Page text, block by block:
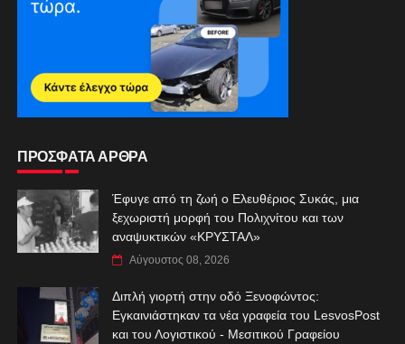
ΠΡΟΣΦΑΤΑ ΑΡΘΡΑ
Έφυγε από τη ζωή ο Ελευθέριος Συκάς, μια
ξεχωριστή μορφή του Πολιχνίτου και των
αναψυκτικών «ΚΡΥΣΤΑΛ»
Αύγουστος 08, 2026
Διπλή γιορτή στην οδό Ξενοφώντος:
Εγκαινιάστηκαν τα νέα γραφεία του LesvosPost
και του Λογιστικού - Μεσιτικού Γραφείου